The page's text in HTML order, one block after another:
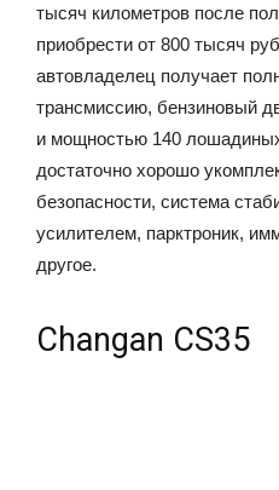
тысяч километров после
приобрести от 800 тысяч
автовладелец получает
трансмиссию, бензиновый
и мощностью 140
достаточно хорошо
безопасности, система
усилителем, парктроник,
другое.
Changan CS35